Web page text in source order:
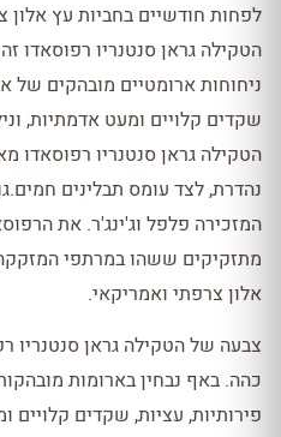
לפחות חודשיים בחביות עץ
הטקילה גראן סנטנריו רפוסאדו
ניחוחות ארומטיים מובהקים של
שקדים קלויים ומעט אדמתיות,
הטקילה גראן סנטנריו רפוסאדו
נהדרת, לצד עומס תבלינים
המזכירה פלפל וג'ינג'ר. את
מתזקיקים ששהו במרתפי
אלון צרפתי ואמריקאי.
צבעה של הטקילה גראן סנטנריו
כהה. באף נבחין בארומות
פירותיות, עציות, שקדים קלויים